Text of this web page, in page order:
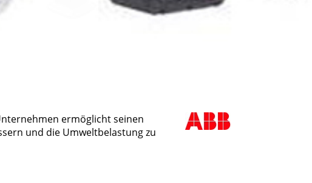
ermöglicht seinen
und die Umweltbelastung zu